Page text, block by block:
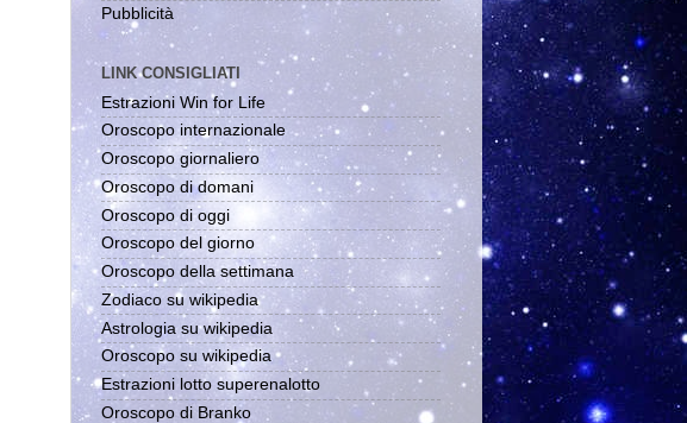
Pubblicità
LINK CONSIGLIATI
Estrazioni Win for Life
Oroscopo internazionale
Oroscopo giornaliero
Oroscopo di domani
Oroscopo di oggi
Oroscopo del giorno
Oroscopo della settimana
Zodiaco su wikipedia
Astrologia su wikipedia
Oroscopo su wikipedia
Estrazioni lotto superenalotto
Oroscopo di Branko